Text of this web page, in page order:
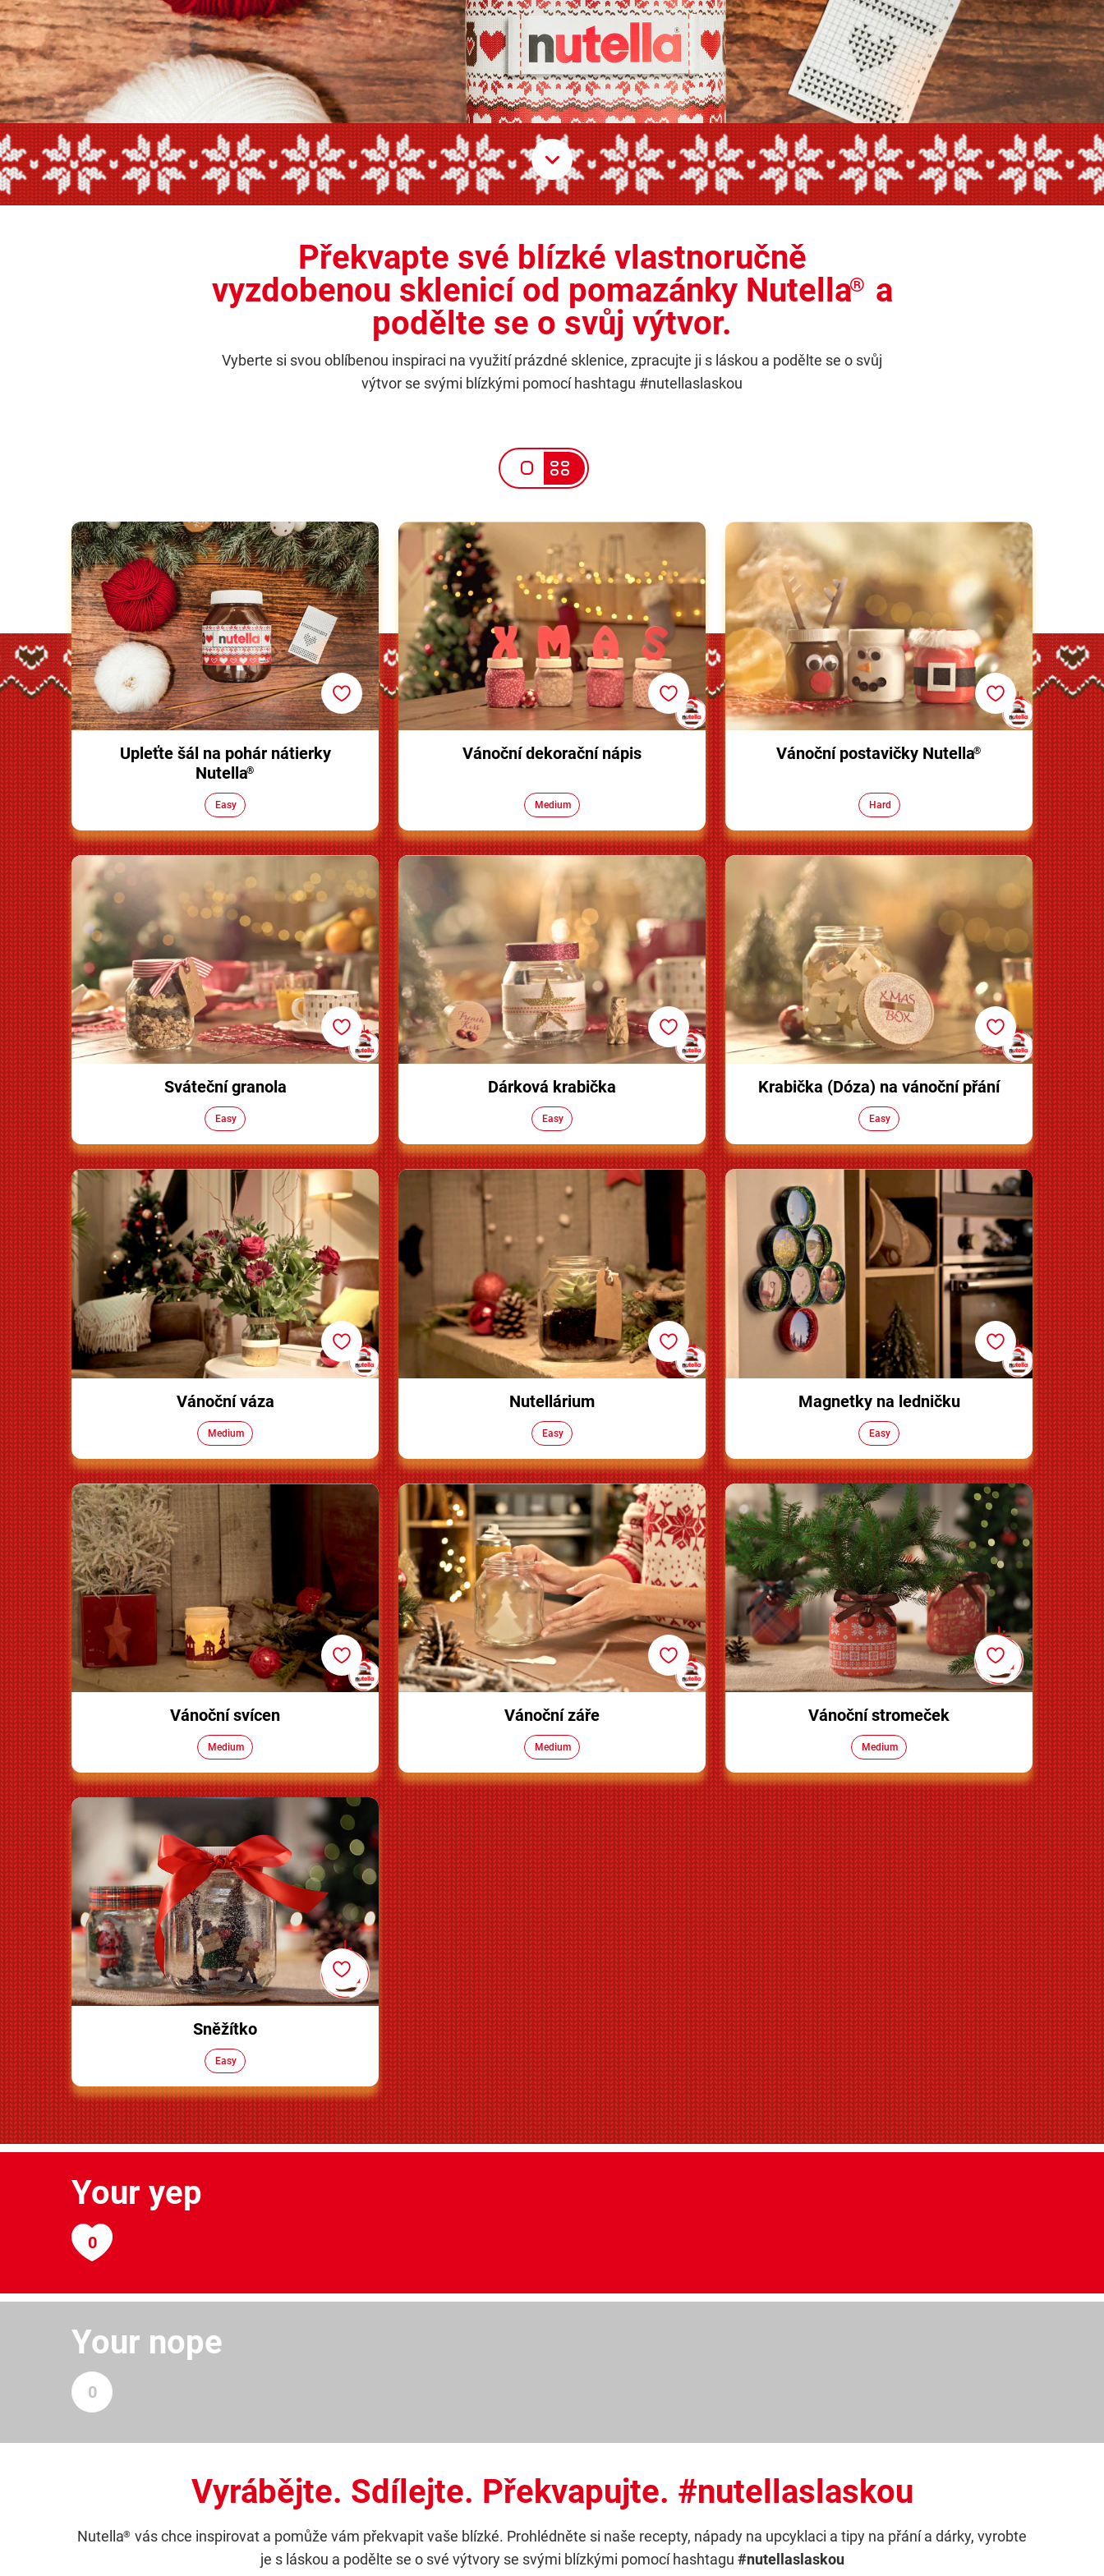
Scroll Down
Překvapte své blízké vlastnoručně
vyzdobenou sklenicí od pomazánky Nutella® a
podělte se o svůj výtvor.
Vyberte si svou oblíbenou inspiraci na využití prázdné sklenice, zpracujte ji s láskou a podělte se o svůj
výtvor se svými blízkými pomocí hashtagu #nutellaslaskou
Upleťte šál na pohár nátierky Nutella<sup>®</sup>
Upleťte šál na pohár nátierky
Nutella®
Easy
Vánoční dekorační nápis
Vánoční dekorační nápis
Medium
Vánoční postavičky Nutella®
Vánoční postavičky Nutella®
Hard
Sváteční granola
Sváteční granola
Easy
Dárková krabička
Dárková krabička
Easy
Krabička (Dóza) na vánoční přání
Krabička (Dóza) na vánoční přání
Easy
Vánoční váza
Vánoční váza
Medium
Nutellárium
Easy
Magnetky na ledničku
Magnetky na ledničku
Easy
Vánoční svícen
Vánoční svícen
Medium
Vánoční záře
Vánoční záře
Medium
Vánoční stromeček
Vánoční stromeček
Medium
Sněžítko
Easy
Your yep
Your nope
Vyrábějte. Sdílejte. Překvapujte. #nutellaslaskou
Nutella® vás chce inspirovat a pomůže vám překvapit vaše blízké. Prohlédněte si naše recepty, nápady na upcyklaci a tipy na přání a dárky, vyrobte
je s láskou a podělte se o své výtvory se svými blízkými pomocí hashtagu #nutellaslaskou